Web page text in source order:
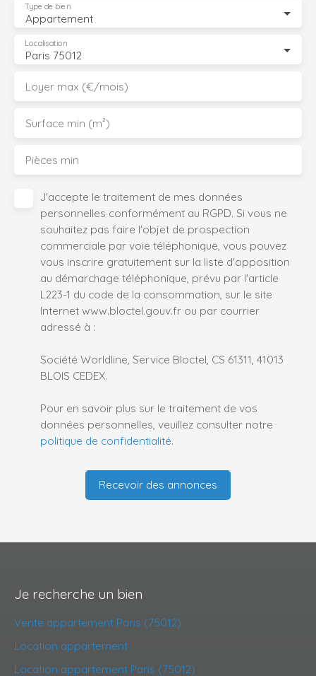
Appartement
Type de bien
Paris 75012
Localisation
Loyer max (€/mois)
Surface min (m²)
Pièces min
J'accepte le traitement de mes données
personnelles conformément au RGPD. Si vous ne
souhaitez pas faire l'objet de prospection
commerciale par voie téléphonique, vous pouvez
vous inscrire gratuitement sur la liste d'opposition
au démarchage téléphonique, prévu par l'article
L223-1 du code de la consommation, sur le site
Internet www.bloctel.gouv.fr ou par courrier
adressé à :
Société Worldline, Service Bloctel, CS 61311, 41013
BLOIS CEDEX.
Pour en savoir plus sur le traitement de vos
données personnelles, veuillez consulter notre
politique de confidentialité.
Recevoir des annonces
Je recherche un bien
Vente appartement Paris (75012)
Location appartement
Location appartement Paris (75012)